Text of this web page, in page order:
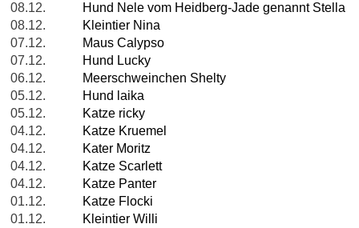
08.12.
Hund Nele vom Heidberg-Jade genannt Stella
08.12.
Kleintier Nina
07.12.
Maus Calypso
07.12.
Hund Lucky
06.12.
Meerschweinchen Shelty
05.12.
Hund laika
05.12.
Katze ricky
04.12.
Katze Kruemel
04.12.
Kater Moritz
04.12.
Katze Scarlett
04.12.
Katze Panter
01.12.
Katze Flocki
01.12.
Kleintier Willi